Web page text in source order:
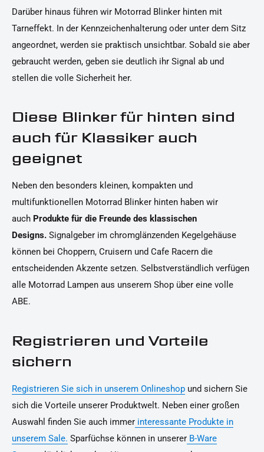
Darüber hinaus führen wir Motorrad Blinker hinten mit
Tarneffekt. In der Kennzeichenhalterung oder unter dem Sitz
angeordnet, werden sie praktisch unsichtbar. Sobald sie aber
gebraucht werden, geben sie deutlich ihr Signal ab und
stellen die volle Sicherheit her.
Diese Blinker für hinten sind
auch für Klassiker auch
geeignet
Neben den besonders kleinen, kompakten und
multifunktionellen Motorrad Blinker hinten haben wir
auch Produkte für die Freunde des klassischen
Designs. Signalgeber im chromglänzenden Kegelgehäuse
können bei Choppern, Cruisern und Cafe Racern die
entscheidenden Akzente setzen. Selbstverständlich verfügen
alle Motorrad Lampen aus unserem Shop über eine volle
ABE.
Registrieren und Vorteile
sichern
Registrieren Sie sich in unserem Onlineshop und sichern Sie
sich die Vorteile unserer Produktwelt. Neben einer großen
Auswahl finden Sie auch immer interessante Produkte in
unserem Sale. Sparfüchse können in unserer B-Ware